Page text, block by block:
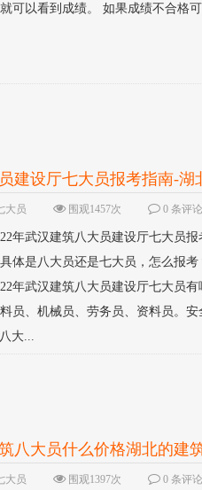
可以看到成绩。 如果成绩不合格
建设厅七大员报考指南-湖
大员 围观1457次 0 条评论
年武汉建筑八大员建设厅七大员
体是八大员还是七大员，怎么报
年武汉建筑八大员建设厅七大员
员、机械员、劳务员、资料员。
大...
八大员什么价格湖北的建
大员 围观1397次 0 条评论